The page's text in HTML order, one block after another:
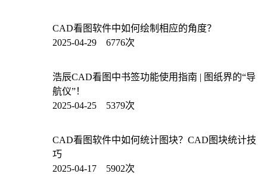
CAD看图软件中如何绘制相应的角度？
2025-04-29 6776次
浩辰CAD看图中书签功能使用指南 | 图纸界的“导
航仪”！
2025-04-25 5379次
CAD看图软件中如何统计图块？CAD图块统计技
巧
2025-04-17 5902次